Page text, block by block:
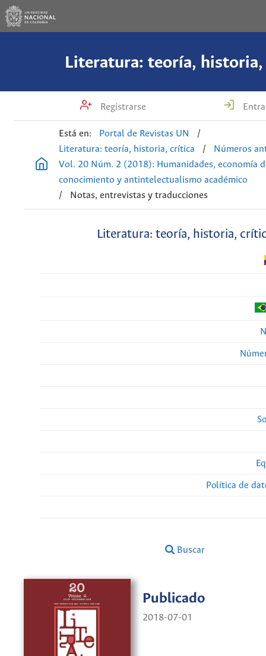
Literatura: teoría,
Registrarse
Está en: Portal de Revistas UN
/
Literatura: teoría, historia, crítica
/
Números
Vol. 20 Núm. 2 (2018): Humanidades, economía
conocimiento y antintelectualismo académico
/
Notas, entrevistas y traducciones
Literatura: teoría, historia,
Política de
Buscar
Publicado
2018-07-01